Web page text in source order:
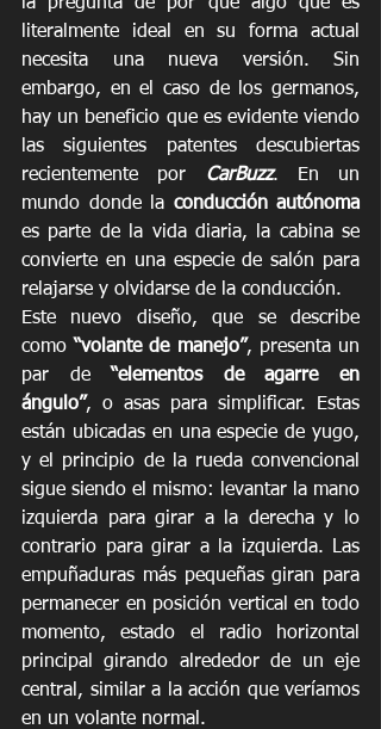
literalmente ideal en su forma actual
necesita una nueva versión. Sin
embargo, en el caso de los germanos,
hay un beneficio que es evidente viendo
las siguientes patentes descubiertas
recientemente por CarBuzz. En un
mundo donde la conducción autónoma
es parte de la vida diaria, la cabina se
convierte en una especie de salón para
relajarse y olvidarse de la conducción.
Este nuevo diseño, que se describe
como “volante de manejo”, presenta un
par de “elementos de agarre en
ángulo”, o asas para simplificar. Estas
están ubicadas en una especie de yugo,
y el principio de la rueda convencional
sigue siendo el mismo: levantar la mano
izquierda para girar a la derecha y lo
contrario para girar a la izquierda. Las
empuñaduras más pequeñas giran para
permanecer en posición vertical en todo
momento, estado el radio horizontal
principal girando alrededor de un eje
central, similar a la acción que veríamos
en un volante normal.